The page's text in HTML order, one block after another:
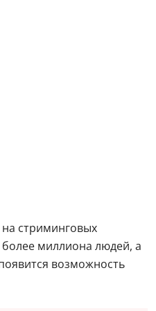
стриминговых
миллиона людей, а
возможность